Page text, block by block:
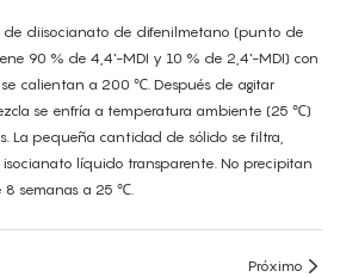
de diisocianato de difenilmetano (punto de
90 % de 4,4'-MDI y 10 % de 2,4'-MDI) con
calientan a 200 ℃. Después de agitar
se enfría a temperatura ambiente (25 ℃)
La pequeña cantidad de sólido se filtra,
líquido transparente. No precipitan
8 semanas a 25 ℃.
Próximo